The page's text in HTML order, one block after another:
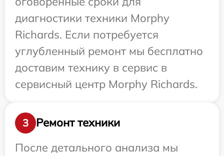
диагностики техники Morphy
Richards. Если потребуется
углубленный ремонт мы бесплатно
доставим технику в сервис в
сервисный центр Morphy Richards.
3
Ремонт техники
После детального анализа мы